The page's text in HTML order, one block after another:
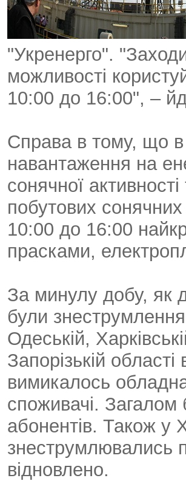
"Укренерго".
можливості
10:00 до 16:00", –
Справа в тому, що
навантаження на
сонячної
побутових
10:00 до 16:00
прасками,
За минулу добу, як
були знеструмлення
Одеській,
Запорізькій
вимикалось
споживачі.
абонентів. Також у
знеструмлювались
відновлено.